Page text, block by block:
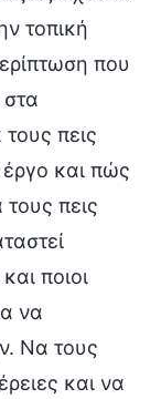
τοπική
που
στα
πεις
και πώς
πεις
ποιοι
να
Να τους
και να